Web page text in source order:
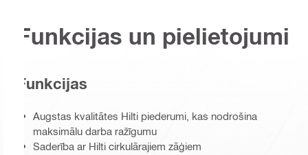
Funkcijas un pielietojumi
Funkcijas
Augstas kvalitātes Hilti piederumi, kas nodrošina
maksimālu darba ražīgumu
Saderība ar Hilti cirkulārajiem zāģiem